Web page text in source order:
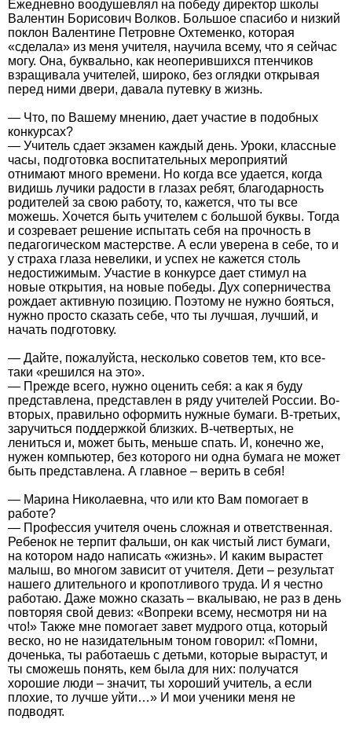
Ежедневно воодушевлял на победу директор школы
Валентин Борисович Волков. Большое спасибо и низкий
поклон Валентине Петровне Охтеменко, которая
«сделала» из меня учителя, научила всему, что я сейчас
могу. Она, буквально, как неоперившихся птенчиков
взращивала учителей, широко, без оглядки открывая
перед ними двери, давала путевку в жизнь.
— Что, по Вашему мнению, дает участие в подобных
конкурсах?
— Учитель сдает экзамен каждый день. Уроки, классные
часы, подготовка воспитательных мероприятий
отнимают много времени. Но когда все удается, когда
видишь лучики радости в глазах ребят, благодарность
родителей за свою работу, то, кажется, что ты все
можешь. Хочется быть учителем с большой буквы. Тогда
и созревает решение испытать себя на прочность в
педагогическом мастерстве. А если уверена в себе, то и
у страха глаза невелики, и успех не кажется столь
недостижимым. Участие в конкурсе дает стимул на
новые открытия, на новые победы. Дух соперничества
рождает активную позицию. Поэтому не нужно бояться,
нужно просто сказать себе, что ты лучшая, лучший, и
начать подготовку.
— Дайте, пожалуйста, несколько советов тем, кто все-
таки «решился на это».
— Прежде всего, нужно оценить себя: а как я буду
представлена, представлен в ряду учителей России. Во-
вторых, правильно оформить нужные бумаги. В-третьих,
заручиться поддержкой близких. В-четвертых, не
лениться и, может быть, меньше спать. И, конечно же,
нужен компьютер, без которого ни одна бумага не может
быть представлена. А главное – верить в себя!
— Марина Николаевна, что или кто Вам помогает в
работе?
— Профессия учителя очень сложная и ответственная.
Ребенок не терпит фальши, он как чистый лист бумаги,
на котором надо написать «жизнь». И каким вырастет
малыш, во многом зависит от учителя. Дети – результат
нашего длительного и кропотливого труда. И я честно
работаю. Даже можно сказать – вкалываю, не раз в день
повторяя свой девиз: «Вопреки всему, несмотря ни на
что!» Также мне помогает завет мудрого отца, который
веско, но не назидательным тоном говорил: «Помни,
доченька, ты работаешь с детьми, которые вырастут, и
ты сможешь понять, кем была для них: получатся
хорошие люди – значит, ты хороший учитель, а если
плохие, то лучше уйти…» И мои ученики меня не
подводят.